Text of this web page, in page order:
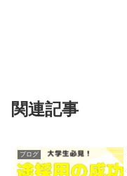
関連記事
ブログ